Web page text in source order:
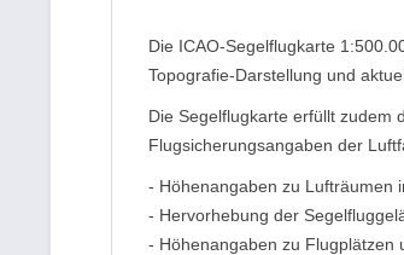
Die ICAO-Segelflugkarte
Topografie-Darstellung und
Die Segelflugkarte erfüllt zudem
Flugsicherungsangaben der
- Höhenangaben zu Lufträumen
- Hervorhebung der
- Höhenangaben zu Flugplätzen